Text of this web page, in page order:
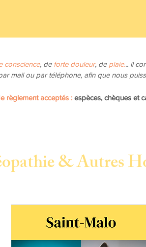
conscience, de forte douleur, de plaie... il
mail ou par téléphone, afin que nous
règlement acceptés :espèces, chèques et
& Autres